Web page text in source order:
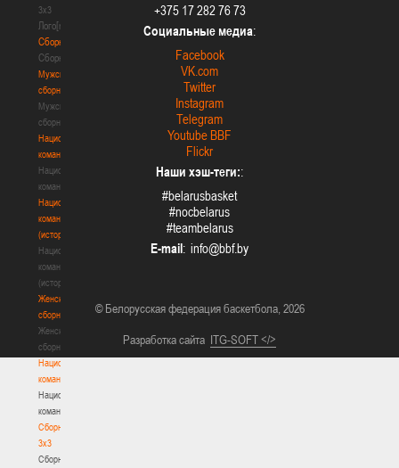
3х3
Лого[modid=121]
Сборные
Сборные
Мужские
сборные
Мужские
сборные
Национальная
команда
Национальная
команда
Национальная
команда
(история)
Национальная
команда
(история)
Женские
сборные
Женские
сборные
Национальная
команда
Национальная
команда
Сборные
3х3
Сборные
+375 17 282 76 73
Социальные медиа:
Facebook
VK.com
Twitter
Instagram
Telegram
Youtube BBF
Flickr
Наши хэш-теги::
#belarusbasket
#nocbelarus
#teambelarus
E-mail:
© Белорусская федерация баскетбола, 2026
Разработка сайта ITG-SOFT </>